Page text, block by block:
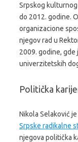
Srpskog
do 2012. godine.
organizacione
njegov rad u
2009. godine, gde
univerzitetskih
Politička
Nikola Selaković
Srpske radikalne
njegova politička